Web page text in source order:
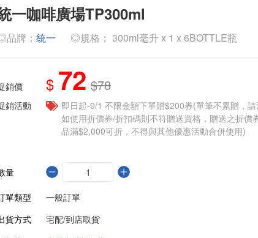
一咖啡廣場TP300ml
品牌： 統一 ◎規格： 300ml毫升 x 1 x 6BOTTLE瓶
銷價 $ 72 $78
銷活動
即日起-9/1 不限金額下單贈$200券(單筆不累贈，
如使用折價券/折扣碼則不符贈送資格，贈送之折價
品滿$2,000可折，不得與其他優惠活動合併使用)
量
單類型
一般訂單
貨方式
宅配/到店取貨